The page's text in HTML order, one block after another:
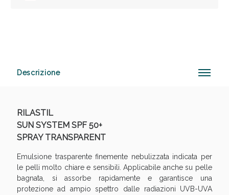
Descrizione
RILASTIL
SUN SYSTEM SPF 50+
SPRAY TRANSPARENT
Emulsione trasparente finemente nebulizzata indicata per
le pelli molto chiare e sensibili. Applicabile anche su pelle
bagnata, si assorbe rapidamente e garantisce una
protezione ad ampio spettro dalle radiazioni UVB-UVA